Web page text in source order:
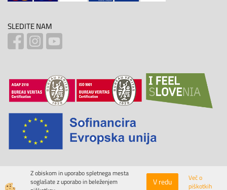
SLEDITE NAM
Izdelava spletne trgovine
Z obiskom in uporabo spletnega mesta
soglašate z uporabo in beleženjem
V redu
Več o
piškotkih